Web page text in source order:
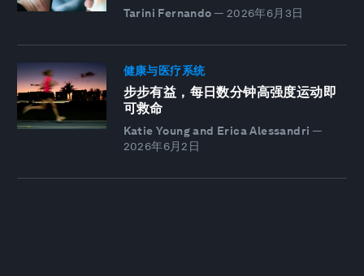
Tarini Fernando — 2026年6月3日
健康与医疗系统
步步有益，每日数分钟高强度运动即
可救命
Katie Young and Erica Alessandri —
2026年6月2日